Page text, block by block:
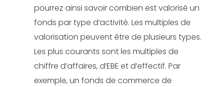
pourrez ainsi savoir combien est valorisé un
fonds par type d’activité. Les multiples de
valorisation peuvent être de plusieurs types.
Les plus courants sont les multiples de
chiffre d’affaires, d’EBE et d’effectif. Par
exemple, un fonds de commerce de